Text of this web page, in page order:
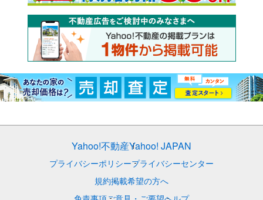
Yahoo!不動産Yahoo! JAPAN
プライバシーポリシープライバシーセンター
規約掲載希望の方へ